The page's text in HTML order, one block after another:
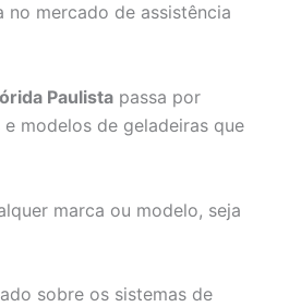
mercado de assistência
Paulista passa por
modelos de geladeiras que
marca ou modelo, seja
sobre os sistemas de